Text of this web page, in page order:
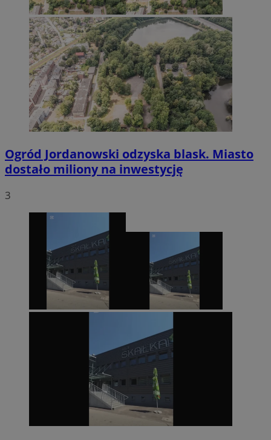
Ogród Jordanowski odzyska blask. Miasto
dostało miliony na inwestycję
3